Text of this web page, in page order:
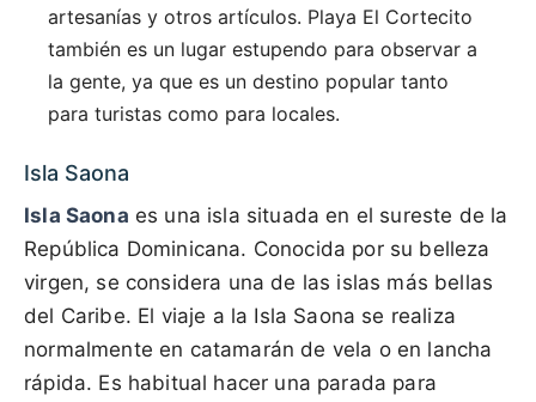
artesanías y otros artículos. Playa El Cortecito
también es un lugar estupendo para observar a
la gente, ya que es un destino popular tanto
para turistas como para locales.
Isla Saona
Isla Saona es una isla situada en el sureste de la
República Dominicana. Conocida por su belleza
virgen, se considera una de las islas más bellas
del Caribe. El viaje a la Isla Saona se realiza
normalmente en catamarán de vela o en lancha
rápida. Es habitual hacer una parada para